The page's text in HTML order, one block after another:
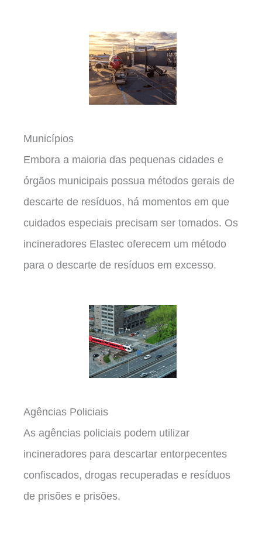
Municípios
Embora a maioria das pequenas cidades e
órgãos municipais possua métodos gerais de
descarte de resíduos, há momentos em que
cuidados especiais precisam ser tomados. Os
incineradores Elastec oferecem um método
para o descarte de resíduos em excesso.
Agências Policiais
As agências policiais podem utilizar
incineradores para descartar entorpecentes
confiscados, drogas recuperadas e resíduos
de prisões e prisões.